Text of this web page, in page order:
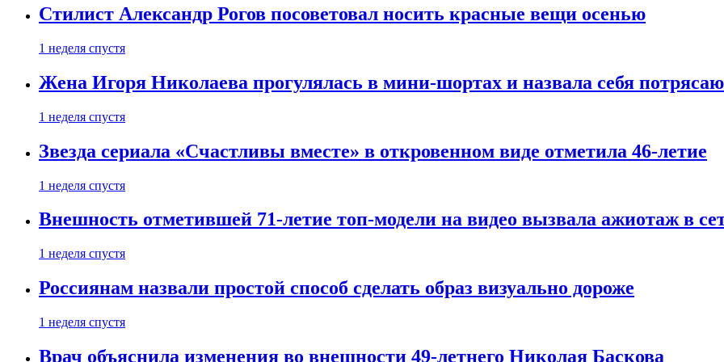
Стилист Александр Рогов посоветовал носить красные вещи осенью
1 неделя спустя
Жена Игоря Николаева прогулялась в мини-шортах и назвала себя
1 неделя спустя
Звезда сериала «Счастливы вместе» в откровенном виде отметила 46-летие
1 неделя спустя
Внешность отметившей 71-летие топ-модели на видео вызвала ажиотаж в
1 неделя спустя
Россиянам назвали простой способ сделать образ визуально дороже
1 неделя спустя
Врач объяснила изменения во внешности 49-летнего Николая Баскова